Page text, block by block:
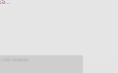
célú hirdetés